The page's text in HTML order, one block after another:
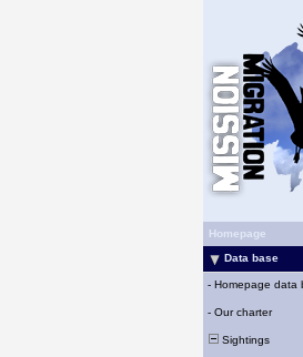
Homepage
Data base
- Homepage data
- Our charter
Sightings